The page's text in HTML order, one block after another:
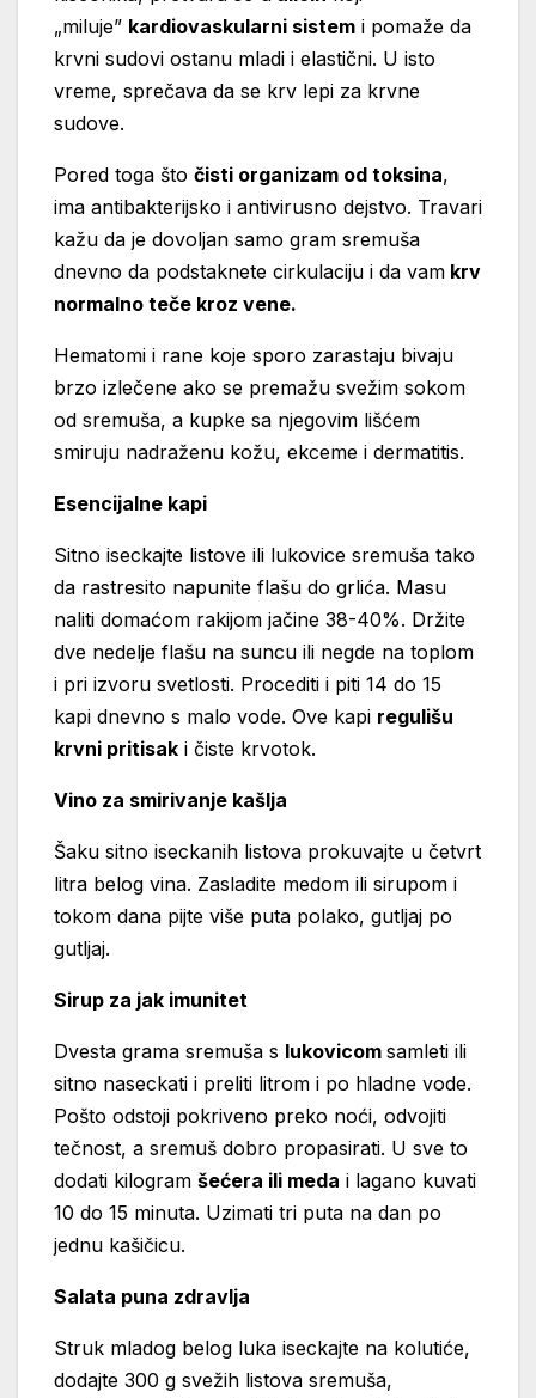
„miluje” kardiovaskularni sistem i pomaže da
krvni sudovi ostanu mladi i elastični. U isto
vreme, sprečava da se krv lepi za krvne
sudove.
Pored toga što čisti organizam od toksina,
ima antibakterijsko i antivirusno dejstvo. Travari
kažu da je dovoljan samo gram sremuša
dnevno da podstaknete cirkulaciju i da vam krv
normalno teče kroz vene.
Hematomi i rane koje sporo zarastaju bivaju
brzo izlečene ako se premažu svežim sokom
od sremuša, a kupke sa njegovim lišćem
smiruju nadraženu kožu, ekceme i dermatitis.
Esencijalne kapi
Sitno iseckajte listove ili lukovice sremuša tako
da rastresito napunite flašu do grlića. Masu
naliti domaćom rakijom jačine 38-40%. Držite
dve nedelje flašu na suncu ili negde na toplom
i pri izvoru svetlosti. Procediti i piti 14 do 15
kapi dnevno s malo vode. Ove kapi regulišu
krvni pritisak i čiste krvotok.
Vino za smirivanje kašlja
Šaku sitno iseckanih listova prokuvajte u četvrt
litra belog vina. Zasladite medom ili sirupom i
tokom dana pijte više puta polako, gutljaj po
gutljaj.
Sirup za jak imunitet
Dvesta grama sremuša s lukovicom samleti ili
sitno naseckati i preliti litrom i po hladne vode.
Pošto odstoji pokriveno preko noći, odvojiti
tečnost, a sremuš dobro propasirati. U sve to
dodati kilogram šećera ili meda i lagano kuvati
10 do 15 minuta. Uzimati tri puta na dan po
jednu kašičicu.
Salata puna zdravlja
Struk mladog belog luka iseckajte na kolutiće,
dodajte 300 g svežih listova sremuša,